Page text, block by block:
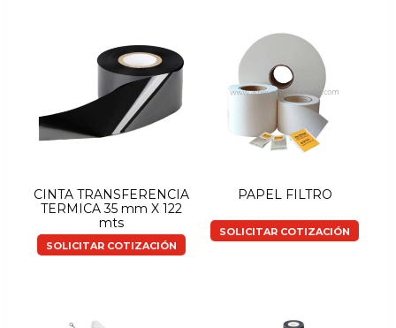
CINTA TRANSFERENCIA
TERMICA 35 mm X 122
mts
SOLICITAR COTIZACIÓN
PAPEL FILTRO
SOLICITAR COTIZACIÓN